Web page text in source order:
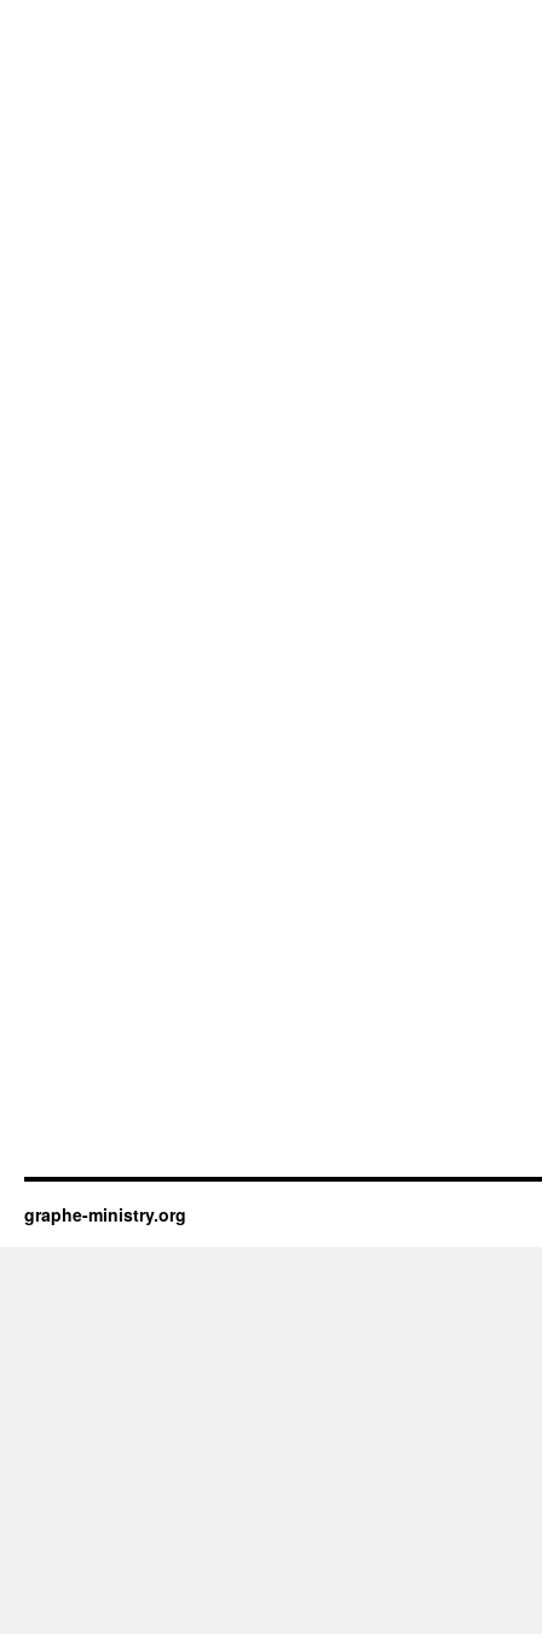
graphe-ministry.org